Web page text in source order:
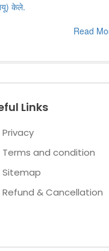
केले.
Read
Links
Privacy
Terms and condition
Sitemap
Refund & Cancellation